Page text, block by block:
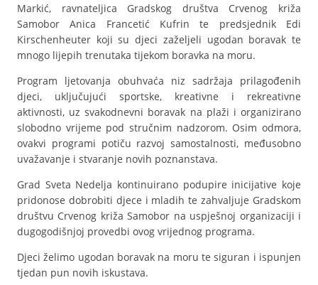
Markić, ravnateljica Gradskog društva Crvenog križa
Samobor Anica Francetić Kufrin te predsjednik Edi
Kirschenheuter koji su djeci zaželjeli ugodan boravak te
mnogo lijepih trenutaka tijekom boravka na moru.
Program ljetovanja obuhvaća niz sadržaja prilagođenih
djeci, uključujući sportske, kreativne i rekreativne
aktivnosti, uz svakodnevni boravak na plaži i organizirano
slobodno vrijeme pod stručnim nadzorom. Osim odmora,
ovakvi programi potiču razvoj samostalnosti, međusobno
uvažavanje i stvaranje novih poznanstava.
Grad Sveta Nedelja kontinuirano podupire inicijative koje
pridonose dobrobiti djece i mladih te zahvaljuje Gradskom
društvu Crvenog križa Samobor na uspješnoj organizaciji i
dugogodišnjoj provedbi ovog vrijednog programa.
Djeci želimo ugodan boravak na moru te siguran i ispunjen
tjedan pun novih iskustava.